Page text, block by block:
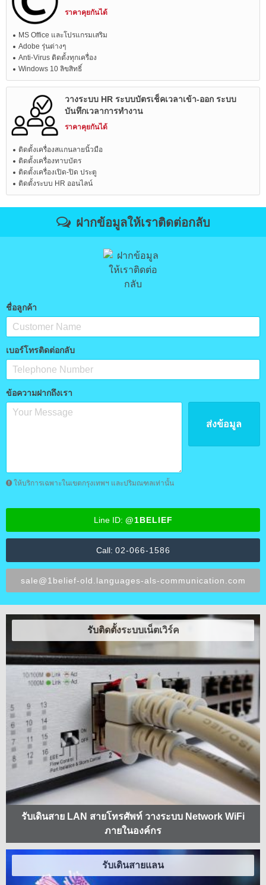
ราคาคุยกันได้
MS Office และโปรแกรมเสริม
Adobe รุ่นต่างๆ
Anti-Virus ติดตั้งทุกเครื่อง
Windows 10 ลิขสิทธิ์
วางระบบ HR ระบบบัตรเช็คเวลาเข้า-ออก ระบบ
บันทึกเวลาการทำงาน
ราคาคุยกันได้
ติดตั้งเครื่องสแกนลายนิ้วมือ
ติดตั้งเครื่องทาบบัตร
ติดตั้งเครื่องเปิด-ปิด ประตู
ติดตั้งระบบ HR ออนไลน์
ฝากข้อมูลให้เราติดต่อกลับ
ชื่อลูกค้า
เบอร์โทรติดต่อกลับ
ข้อความฝากถึงเรา
ส่งข้อมูล
ให้บริการเฉพาะในเขตกรุงเทพฯ และปริมณฑลเท่านั้น
Line ID: @1BELIEF
Call: 02-066-1586
sale@1belief-old.languages-als-communication.com
รับติดตั้งระบบเน็ตเวิร์ค
รับเดินสาย LAN สายโทรศัพท์ วางระบบ Network WiFi
ภายในองค์กร
รับเดินสายแลน